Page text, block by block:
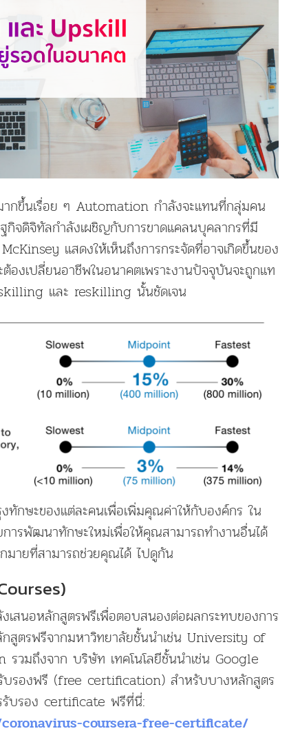
กขึ้นเรื่อย ๆ Automation กำลังจะเเทนที่กลุ่มคน
จดิจิทัลกำลังเผชิญกับการขาดแคลนบุคลากรที่มี
แสดงให้เห็นถึงการกระจัดที่อาจเกิดขึ้นของ
งเปลี่ยนอาชีพในอนาคตเพราะงานปัจจุบันจะถูกเเท
และ reskilling นั้นชัดเจน
กษะของแต่ละคนเพื่อเพิ่มคุณค่าให้กับองค์กร ใน
ารพัฒนาทักษะใหม่เพื่อให้คุณสามารถทำงานอื่นได้
มายที่สามารถช่วยคุณได้ ไปดูกัน
สนอหลักสูตรฟรีเพื่อตอบสนองต่อผลกระทบของการ
สูตรฟรีจากมหาวิทยาลัยชั้นนำเช่น University of
มถึงจาก บริษัท เทคโนโลยีชั้นนำเช่น Google
บรองฟรี (free certification) สำหรับบางหลักสูตร
บรอง certificate ฟรีที่นี่:
coursera-free-certificate/